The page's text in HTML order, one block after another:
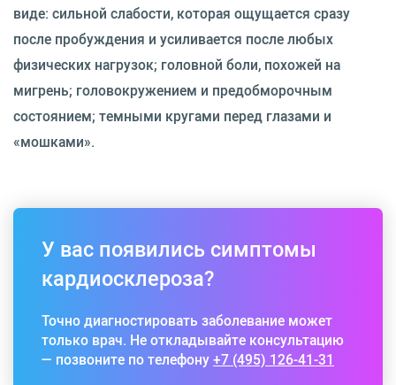
виде: сильной слабости, которая ощущается сразу
после пробуждения и усиливается после любых
физических нагрузок; головной боли, похожей на
мигрень; головокружением и предобморочным
состоянием; темными кругами перед глазами и
«мошками».
У вас появились симптомы
кардиосклероза?
Точно диагностировать заболевание может
только врач. Не откладывайте консультацию
— позвоните по телефону+7 (495) 126-41-31